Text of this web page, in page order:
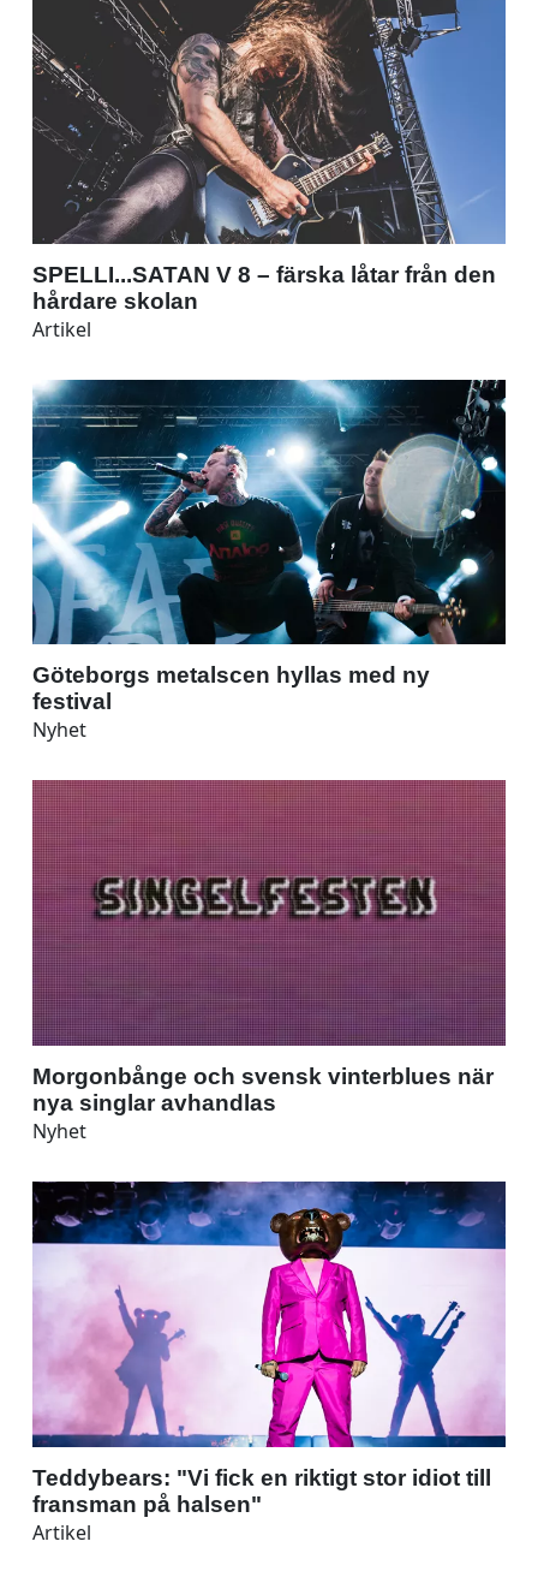
SPELLI...SATAN V 8 – färska låtar från den
hårdare skolan
Artikel
Göteborgs metalscen hyllas med ny
festival
Nyhet
Morgonbånge och svensk vinterblues när
nya singlar avhandlas
Nyhet
Teddybears: "Vi fick en riktigt stor idiot till
fransman på halsen"
Artikel